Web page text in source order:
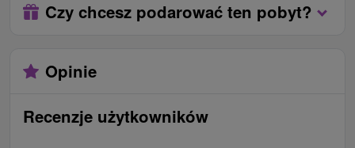
Płatna na miejscu po przyjeździe w recepcji.
dopłaty dla zwierząt 13 € / osobodzień
na Wag 20 €/doba lub Apartament dopłata 50 € /
osobodzień
rieke Váh, kde je možné, za príjemného počasia,
Parking:
Zwierzęta:Zwierzęta domowe za opłatą.
Czy chcesz podarować ten pobyt?
Opinie
Recenzje użytkowników